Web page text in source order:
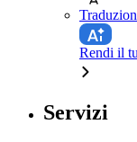
Rendi il
Servizi